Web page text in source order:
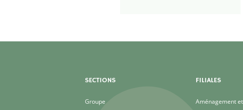
rejoint en 2001 le[...]
SECTIONS
Groupe
FILIALES
Aménagement